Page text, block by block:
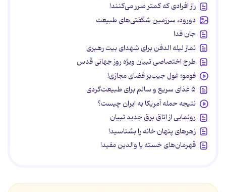
راز افرادی که کمتر ضرر می‌کنند!
دورود، سرزمین شگفتی‌های طبیعت
جان فدا
نماز لیله الدفن برای شهدای بیت رهبری
طرح اختصاصی تبیان ویژه روز جهانی قدس
فومو؛ غول جیب‌بر فضای مجازی!
۵ غذای سریع و سالم برای طبیعت‌گردی
نتیجه حمله آمریکا به ایران چیست؟
رونمایی از اتاق برق جدید تبیان
زهرهای پنهان خانه را بشناسید!
قهرمان‌های خسته یا والدین مفید!